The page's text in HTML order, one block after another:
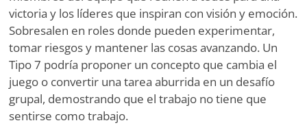
victoria y los líderes que inspiran con visión y emoción.
Sobresalen en roles donde pueden experimentar,
tomar riesgos y mantener las cosas avanzando. Un
Tipo 7 podría proponer un concepto que cambia el
juego o convertir una tarea aburrida en un desafío
grupal, demostrando que el trabajo no tiene que
sentirse como trabajo.